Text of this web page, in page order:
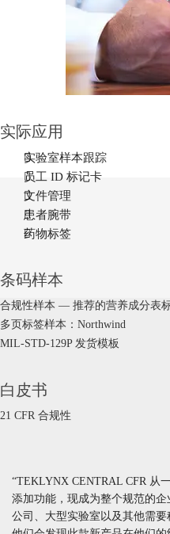
实际应用

实验室样本跟踪

员工 ID 标记卡

文件管理

患者腕带

药物标签
条码样本
合规性样本 — 推荐的营养成分表
多页标签样本：Northwind
MIL-STD-129P 发货模板
白皮书
21 CFR 合规性
“TEKLYNX CENTRAL CFR 从
添加功能，现成为整个规范的
公司、大型实验室以及其他需要